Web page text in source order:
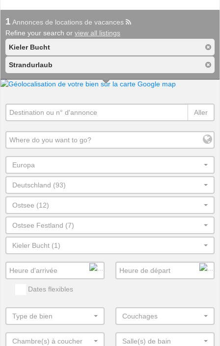
1 Annonces de locations de vacances
Refine your search or view all listings
Kieler Bucht
Strandurlaub
Aller
Europa
Deutschland (93)
Ostsee (12)
Ostsee Festland (7)
Kieler Bucht (1)
Dates flexibles
Type de bien Couchages
Chambre(s) à coucher Salle(s) de bain